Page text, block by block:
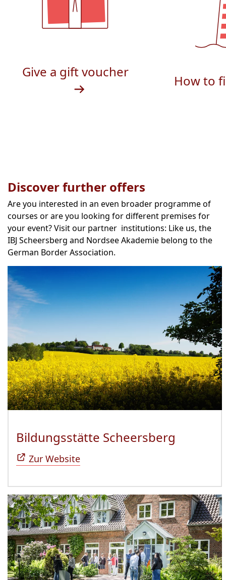
Give a gift voucher
How to
Discover further offers
Are you interested in an even broader programme of
courses or are you looking for different premises for
your event? Visit our partner institutions: Like us, the
IBJ Scheersberg and Nordsee Akademie belong to the
German Border Association.
Bildungsstätte Scheersberg
Zur Website